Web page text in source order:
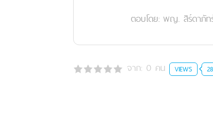
ตอบโดย: พญ. สิร์ดาภัท
จาก: 0 คน VIEWS